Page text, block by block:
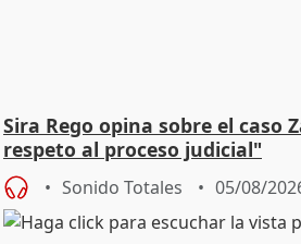
Sira Rego opina sobre el caso
respeto al proceso judicial"
Sonido Totales 05/08/